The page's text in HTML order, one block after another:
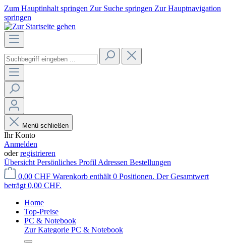
Zum Hauptinhalt springen Zur Suche springen Zur Hauptnavigation
springen
Menü schließen
Ihr Konto
Anmelden
oderregistrieren
Übersicht Persönliches Profil Adressen Bestellungen
0,00 CHF Warenkorb enthält 0 Positionen. Der Gesamtwert
beträgt 0,00 CHF.
Home
Top-Preise
PC & Notebook
Zur Kategorie PC & Notebook